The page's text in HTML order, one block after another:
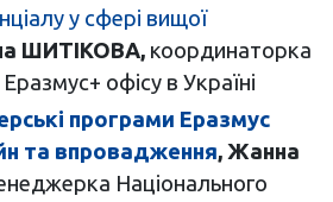
у сфері вищої
ШИТІКОВА, координаторка
офісу в Україні
програми Еразмус
та впровадження, Жанна
Національного